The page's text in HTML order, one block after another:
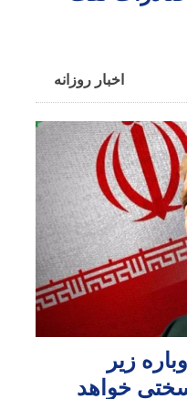
اخبار روزانه
زیر
خواهد